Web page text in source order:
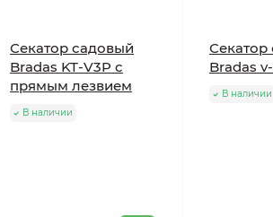
Секатор садовый
Bradas KT-V3P с
прямым лезвием
В наличии
Секатор
Bradas
В наличии